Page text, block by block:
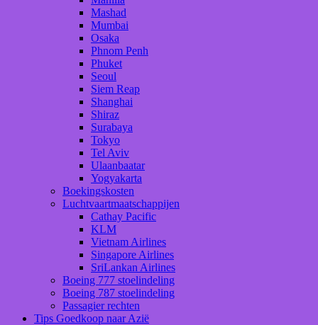
Mashad
Mumbai
Osaka
Phnom Penh
Phuket
Seoul
Siem Reap
Shanghai
Shiraz
Surabaya
Tokyo
Tel Aviv
Ulaanbaatar
Yogyakarta
Boekingskosten
Luchtvaartmaatschappijen
Cathay Pacific
KLM
Vietnam Airlines
Singapore Airlines
SriLankan Airlines
Boeing 777 stoelindeling
Boeing 787 stoelindeling
Passagier rechten
Tips Goedkoop naar Azië